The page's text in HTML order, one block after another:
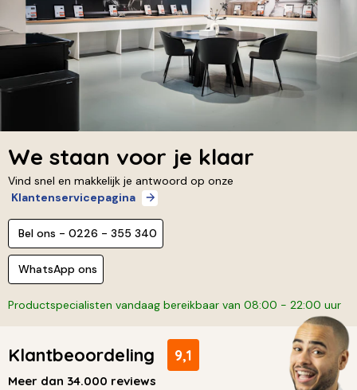
We staan voor je klaar
Vind snel en makkelijk je antwoord op onze
Klantenservicepagina
Bel ons - 0226 - 355 340
WhatsApp ons
Productspecialisten vandaag bereikbaar van 08:00 - 22:00 uur
Klantbeoordeling 9,1
Meer dan 34.000 reviews